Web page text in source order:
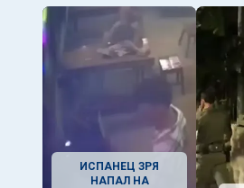
ИСПАНЕЦ ЗРЯ
НАПАЛ НА